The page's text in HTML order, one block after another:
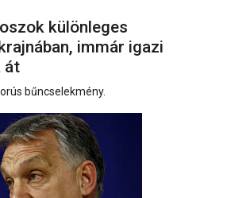
különleges
immár igazi
át
bűncselekmény.